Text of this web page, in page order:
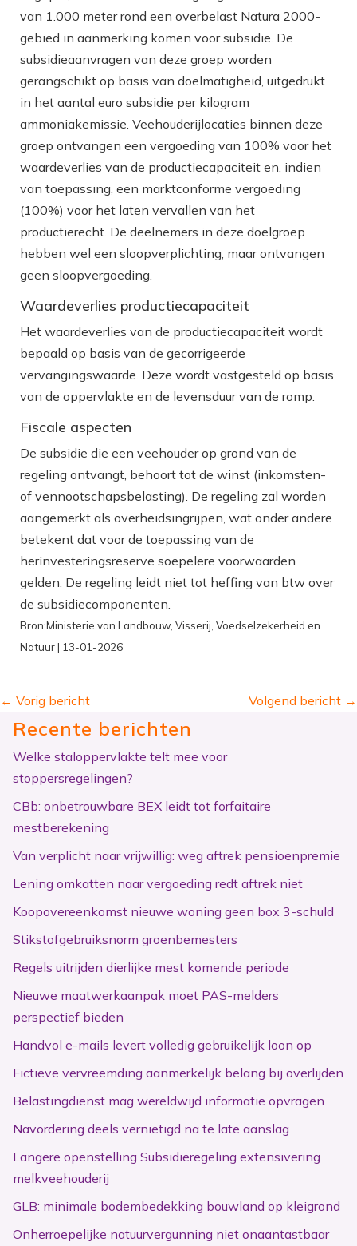
van 1.000 meter rond een overbelast Natura 2000-
gebied in aanmerking komen voor subsidie. De
subsidieaanvragen van deze groep worden
gerangschikt op basis van doelmatigheid, uitgedrukt
in het aantal euro subsidie per kilogram
ammoniakemissie. Veehouderijlocaties binnen deze
groep ontvangen een vergoeding van 100% voor het
waardeverlies van de productiecapaciteit en, indien
van toepassing, een marktconforme vergoeding
(100%) voor het laten vervallen van het
productierecht. De deelnemers in deze doelgroep
hebben wel een sloopverplichting, maar ontvangen
geen sloopvergoeding.
Waardeverlies productiecapaciteit
Het waardeverlies van de productiecapaciteit wordt
bepaald op basis van de gecorrigeerde
vervangingswaarde. Deze wordt vastgesteld op basis
van de oppervlakte en de levensduur van de romp.
Fiscale aspecten
De subsidie die een veehouder op grond van de
regeling ontvangt, behoort tot de winst (inkomsten-
of vennootschapsbelasting). De regeling zal worden
aangemerkt als overheidsingrijpen, wat onder andere
betekent dat voor de toepassing van de
herinvesteringsreserve soepelere voorwaarden
gelden. De regeling leidt niet tot heffing van btw over
de subsidiecomponenten.
Bron:Ministerie van Landbouw, Visserij, Voedselzekerheid en
Natuur | 13-01-2026
← Vorig bericht Volgend bericht →
Recente berichten
Welke staloppervlakte telt mee voor
stoppersregelingen?
CBb: onbetrouwbare BEX leidt tot forfaitaire
mestberekening
Van verplicht naar vrijwillig: weg aftrek pensioenpremie
Lening omkatten naar vergoeding redt aftrek niet
Koopovereenkomst nieuwe woning geen box 3-schuld
Stikstofgebruiksnorm groenbemesters
Regels uitrijden dierlijke mest komende periode
Nieuwe maatwerkaanpak moet PAS-melders
perspectief bieden
Handvol e-mails levert volledig gebruikelijk loon op
Fictieve vervreemding aanmerkelijk belang bij overlijden
Belastingdienst mag wereldwijd informatie opvragen
Navordering deels vernietigd na te late aanslag
Langere openstelling Subsidieregeling extensivering
melkveehouderij
GLB: minimale bodembedekking bouwland op kleigrond
Onherroepelijke natuurvergunning niet onaantastbaar